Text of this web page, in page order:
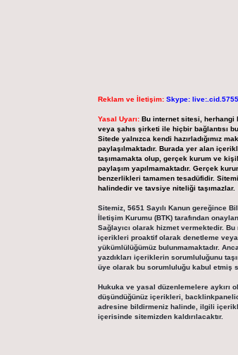
Reklam ve İletişim: Skype:
Yasal Uyarı: Bu internet sitesi, herhangi
veya şahıs şirketi ile hiçbir bağlantısı
Sitede yalnızca kendi hazırladığımız
paylaşılmaktadır. Burada yer alan
taşımamakta olup, gerçek kurum ve
paylaşım yapılmamaktadır. Gerçek
benzerlikleri tamamen tesadüfidir.
halindedir ve tavsiye niteliği taşımazlar.
Sitemiz, 5651 Sayılı Kanun gereğince
İletişim Kurumu (BTK) tarafından
Sağlayıcı olarak hizmet vermektedir.
içerikleri proaktif olarak denetleme veya
yükümlülüğümüz bulunmamaktadır.
yazdıkları içeriklerin sorumluluğunu
üye olarak bu sorumluluğu kabul etmiş
Hukuka ve yasal düzenlemelere aykırı
düşündüğünüz içerikleri,
adresine bildirmeniz halinde, ilgili
içerisinde sitemizden kaldırılacaktır.